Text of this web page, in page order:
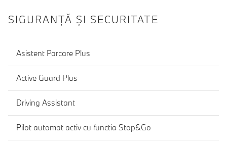
SIGURANŢĂ ŞI SECURITATE
Asistent Parcare Plus
Active Guard Plus
Driving Assistant
Pilot automat activ cu functia Stop&Go